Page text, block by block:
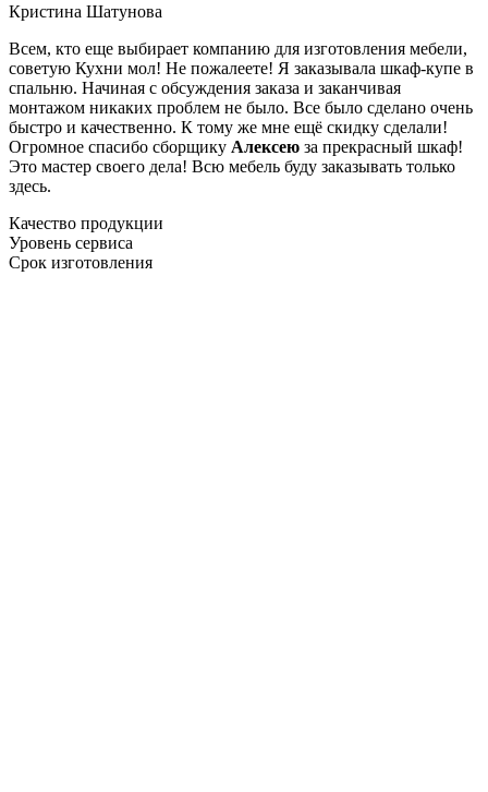
Кристина Шатунова
Всем, кто еще выбирает компанию для изготовления мебели,
советую Кухни мол! Не пожалеете! Я заказывала шкаф-купе в
спальню. Начиная с обсуждения заказа и заканчивая
монтажом никаких проблем не было. Все было сделано очень
быстро и качественно. К тому же мне ещё скидку сделали!
Огромное спасибо сборщику Алексею за прекрасный шкаф!
Это мастер своего дела! Всю мебель буду заказывать только
здесь.
Качество продукции
Уровень сервиса
Срок изготовления